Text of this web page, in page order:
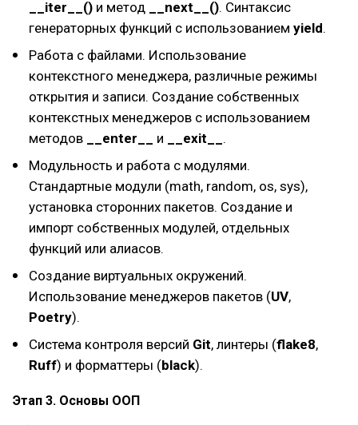
__iter__() и метод __next__(). Синтаксис
генераторных функций с использованием yield.
Работа с файлами. Использование
контекстного менеджера, различные режимы
открытия и записи. Создание собственных
контекстных менеджеров с использованием
методов
__enter__ и __exit__ .
Модульность и работа с модулями.
Стандартные модули (math, random, os, sys),
установка сторонних пакетов. Создание и
импорт собственных модулей, отдельных
функций или алиасов.
Создание виртуальных окружений.
Использование менеджеров пакетов (UV,
Poetry).
Система контроля версий Git, линтеры (flake8,
Ruff) и форматтеры (black).
Этап 3. Основы ООП